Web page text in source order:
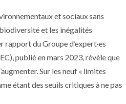
et sociaux sans
et les inégalités
rapport du Groupe d’expert·es
publié en mars 2023, révèle que
Sur les neuf « limites
étant des seuils critiques à ne pas